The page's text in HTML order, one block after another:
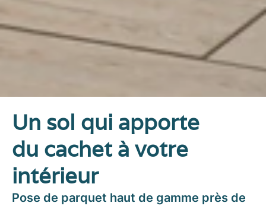
Pose de parquet haut de gamme près de
Un sol qui apporte
du cachet à votre
intérieur